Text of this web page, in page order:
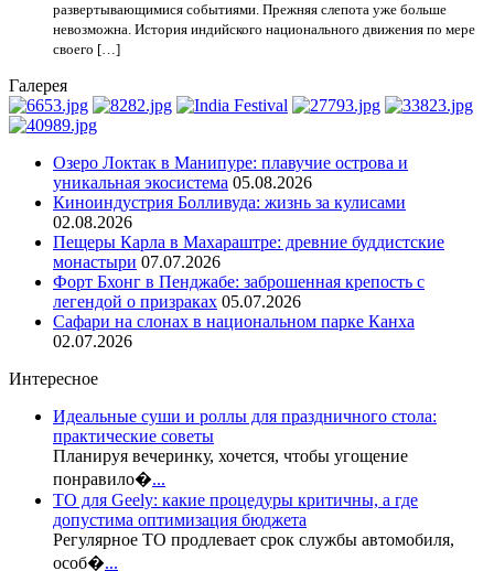
развертывающимися событиями. Прежняя слепота уже больше
невозможна. История индийского национального движения по мере
своего […]
Галерея
Озеро Локтак в Манипуре: плавучие острова и
уникальная экосистема 05.08.2026
Киноиндустрия Болливуда: жизнь за кулисами
02.08.2026
Пещеры Карла в Махараштре: древние буддистские
монастыри 07.07.2026
Форт Бхонг в Пенджабе: заброшенная крепость с
легендой о призраках 05.07.2026
Сафари на слонах в национальном парке Канха
02.07.2026
Интересное
Идеальные суши и роллы для праздничного стола:
практические советы
Планируя вечеринку, хочется, чтобы угощение
понравило�...
ТО для Geely: какие процедуры критичны, а где
допустима оптимизация бюджета
Регулярное ТО продлевает срок службы автомобиля,
особ�...